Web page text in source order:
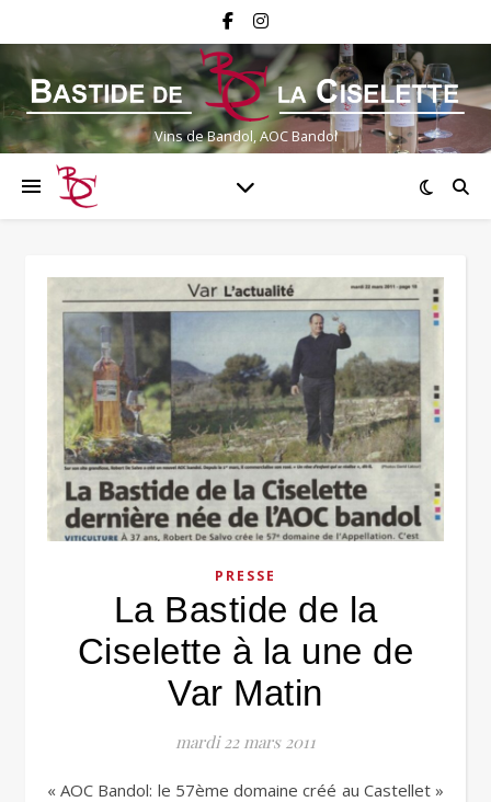
Vins de Bandol, AOC Bandol
PRESSE
La Bastide de la
Ciselette à la une de
Var Matin
mardi 22 mars 2011
« AOC Bandol: le 57ème domaine créé au Castellet »